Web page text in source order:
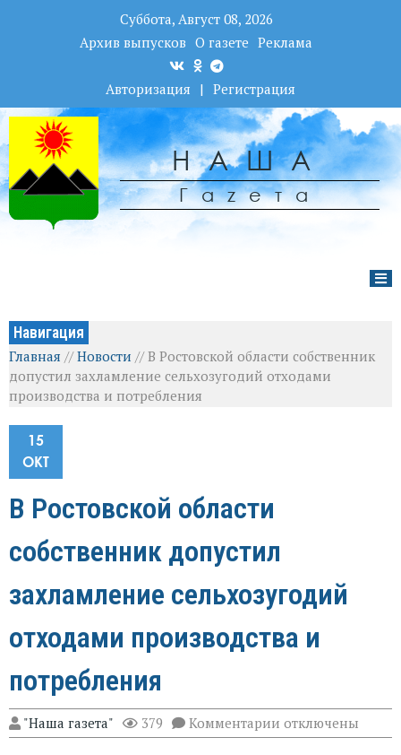
Суббота, Август 08, 2026
Архив выпусков О газете Реклама
Авторизация | Регистрация
НАША
Гаzета
Навигация
Главная //Новости //В Ростовской области собственник
допустил захламление сельхозугодий отходами
производства и потребления
15
ОКТ
В Ростовской области
собственник допустил
захламление сельхозугодий
отходами производства и
потребления
"Наша газета" 379 Комментарии к
записи
отключены